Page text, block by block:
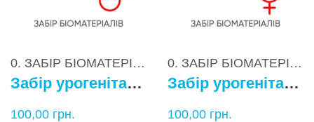
0. ЗАБІР БІОМАТЕРІАЛІВ
Забір урогенітального БМ у чоловіків
100,00 грн.
0. ЗАБІР БІОМАТЕРІАЛІВ
Забір урогенітального БМ у жінок
100,00 грн.